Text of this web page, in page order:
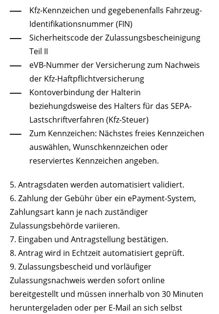
Kfz-Kennzeichen und gegebenenfalls Fahrzeug-
Identifikationsnummer (FIN)
Sicherheitscode der Zulassungsbescheinigung
Teil II
eVB-Nummer der Versicherung zum Nachweis
der Kfz-Haftpflichtversicherung
Kontoverbindung der Halterin
beziehungdsweise des Halters für das SEPA-
Lastschriftverfahren (Kfz-Steuer)
Zum Kennzeichen: Nächstes freies Kennzeichen
auswählen, Wunschkennzeichen oder
reserviertes Kennzeichen angeben.
5. Antragsdaten werden automatisiert validiert.
6. Zahlung der Gebühr über ein ePayment-System,
Zahlungsart kann je nach zuständiger
Zulassungsbehörde variieren.
7. Eingaben und Antragstellung bestätigen.
8. Antrag wird in Echtzeit automatisiert geprüft.
9. Zulassungsbescheid und vorläufiger
Zulassungsnachweis werden sofort online
bereitgestellt und müssen innerhalb von 30 Minuten
heruntergeladen oder per E-Mail an sich selbst